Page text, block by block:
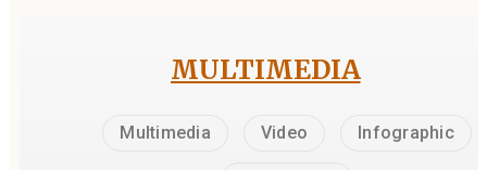
MULTIMEDIA
Multimedia Video Infographic